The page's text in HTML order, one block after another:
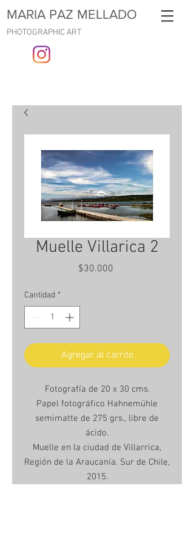
MARIA PAZ MELLADO
PHOTOGRAPHIC ART
Muelle Villarica 2
$30.000Precio
Cantidad *
Agregar al carrito
Fotografía de 20 x 30 cms.
Papel fotográfico Hahnemühle
semimatte de 275 grs., libre de
ácido.
Muelle en la ciudad de Villarrica,
Región de la Araucanía. Sur de Chile,
2015.